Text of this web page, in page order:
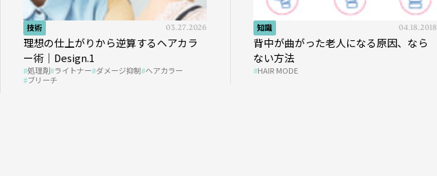
技術 03.27.2026
理想の仕上がりから逆算するヘアカラ
ー術｜Design.1
処理剤 ライトナー ダメージ抑制 ヘアカラー
ブリーチ
知識 04.18.2018
背中が曲がった老人になる原因、なら
ない方法
HAIR MODE